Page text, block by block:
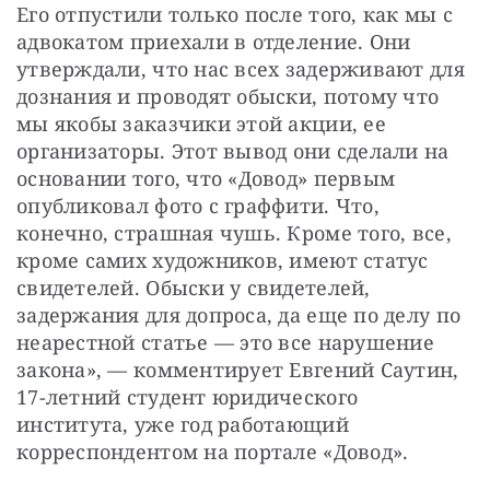
Его отпустили только после того, как мы с
адвокатом приехали в отделение. Они
утверждали, что нас всех задерживают для
дознания и проводят обыски, потому что
мы якобы заказчики этой акции, ее
организаторы. Этот вывод они сделали на
основании того, что «Довод» первым
опубликовал фото с граффити. Что,
конечно, страшная чушь. Кроме того, все,
кроме самих художников, имеют статус
свидетелей. Обыски у свидетелей,
задержания для допроса, да еще по делу по
неарестной статье — это все нарушение
закона», — комментирует Евгений Саутин,
17-летний студент юридического
института, уже год работающий
корреспондентом на портале «Довод».